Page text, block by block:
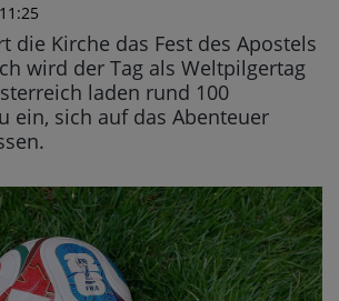
11:25
die Kirche das Fest des Apostels
wird der Tag als Weltpilgertag
laden rund 100
ein, sich auf das Abenteuer